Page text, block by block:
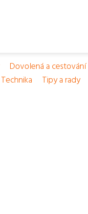
Dovolená a cestování
Technika Tipy a rady